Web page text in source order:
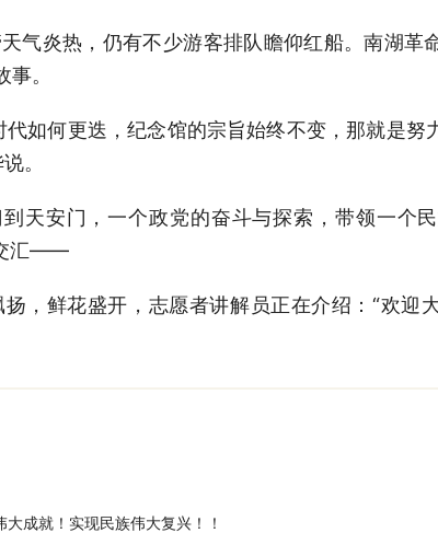
炎热，仍有不少游客排队瞻仰红船。南湖革
。
何更迭，纪念馆的宗旨始终不变，那就是努
。
天安门，一个政党的奋斗与探索，带领一个
汇——
鲜花盛开，志愿者讲解员正在介绍：“欢迎
成就！实现民族伟大复兴！！